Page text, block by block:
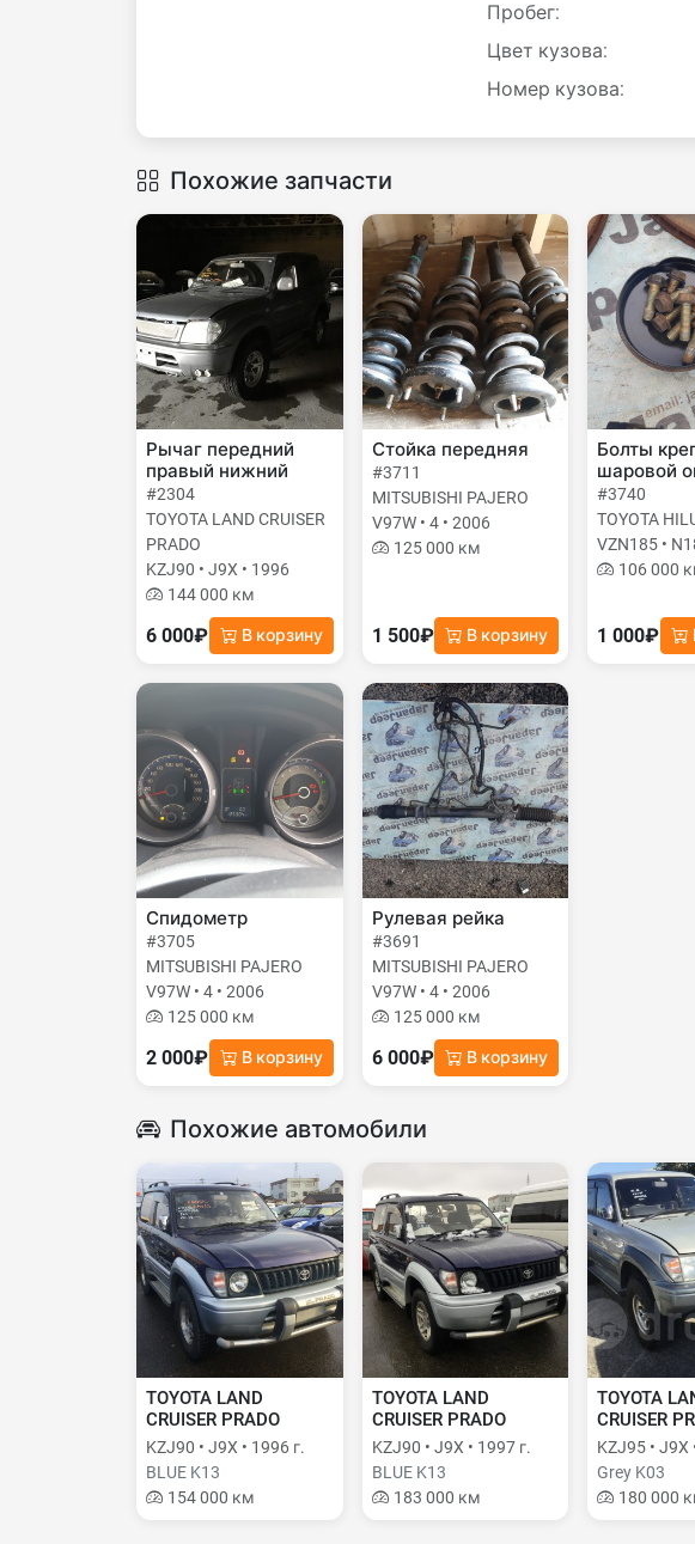
Пробег:
Цвет кузова:
Номер кузова:
Похожие запчасти
Рычаг передний
правый нижний
#2304
TOYOTA LAND CRUISER
PRADO
KZJ90 • J9X • 1996
144 000 км
6 000₽ В корзину
Стойка передняя
#3711
MITSUBISHI PAJERO
V97W • 4 • 2006
125 000 км
1 500₽ В корзину
Болты
шаровой
#3740
TOYOTA
VZN185 •
106 000
1 000₽
Спидометр
#3705
MITSUBISHI PAJERO
V97W • 4 • 2006
125 000 км
2 000₽ В корзину
Рулевая рейка
#3691
MITSUBISHI PAJERO
V97W • 4 • 2006
125 000 км
6 000₽ В корзину
Похожие автомобили
TOYOTA LAND
CRUISER PRADO
KZJ90 • J9X • 1996 г.
BLUE K13
154 000 км
TOYOTA LAND
CRUISER PRADO
KZJ90 • J9X • 1997 г.
BLUE K13
183 000 км
TOYOTA
CRUISER
KZJ95 • J9X
Grey K03
180 000